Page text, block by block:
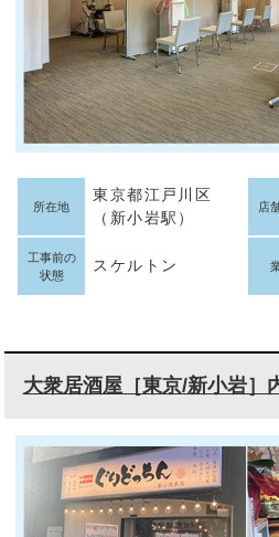
所在地
東京都江戸川区
（新小岩駅）
店
工事前の
状態
スケルトン
大衆居酒屋［東京/新小岩］